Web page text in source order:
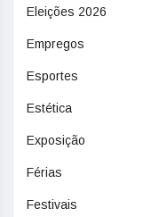
Eleições 2026
Empregos
Esportes
Estética
Exposição
Férias
Festivais